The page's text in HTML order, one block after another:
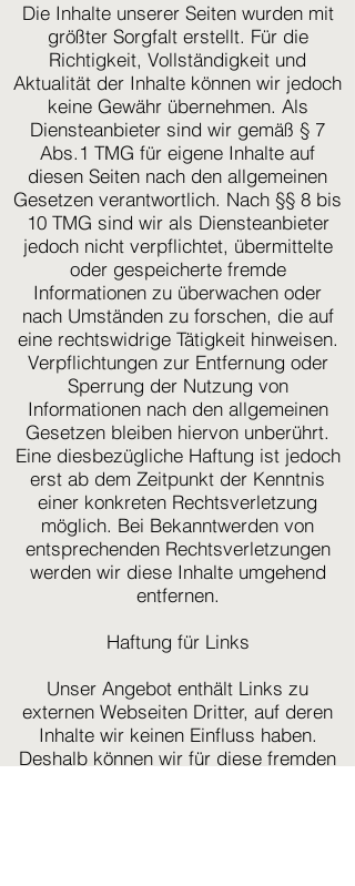
Die Inhalte unserer Seiten wurden mit
größter Sorgfalt erstellt. Für die
Richtigkeit, Vollständigkeit und
Aktualität der Inhalte können wir jedoch
keine Gewähr übernehmen. Als
Diensteanbieter sind wir gemäß § 7
Abs.1 TMG für eigene Inhalte auf
diesen Seiten nach den allgemeinen
Gesetzen verantwortlich. Nach §§ 8 bis
10 TMG sind wir als Diensteanbieter
jedoch nicht verpflichtet, übermittelte
oder gespeicherte fremde
Informationen zu überwachen oder
nach Umständen zu forschen, die auf
eine rechtswidrige Tätigkeit hinweisen.
Verpflichtungen zur Entfernung oder
Sperrung der Nutzung von
Informationen nach den allgemeinen
Gesetzen bleiben hiervon unberührt.
Eine diesbezügliche Haftung ist jedoch
erst ab dem Zeitpunkt der Kenntnis
einer konkreten Rechtsverletzung
möglich. Bei Bekanntwerden von
entsprechenden Rechtsverletzungen
werden wir diese Inhalte umgehend
entfernen.
Haftung für Links
Unser Angebot enthält Links zu
externen Webseiten Dritter, auf deren
Inhalte wir keinen Einfluss haben.
Deshalb können wir für diese fremden